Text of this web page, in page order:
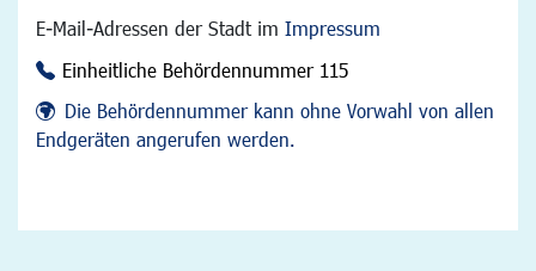
E-Mail-Adressen der Stadt im Impressum
Einheitliche Behördennummer 115
Die Behördennummer kann ohne Vorwahl von allen
Endgeräten angerufen werden.